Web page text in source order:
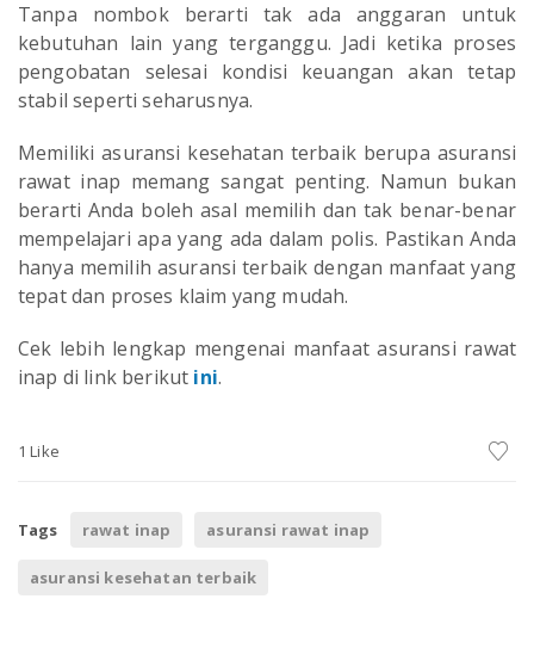
1 Like
Tanpa nombok berarti tak ada anggaran untuk
kebutuhan lain yang terganggu. Jadi ketika proses
pengobatan selesai kondisi keuangan akan tetap
stabil seperti seharusnya.
Memiliki asuransi kesehatan terbaik berupa asuransi
rawat inap memang sangat penting. Namun bukan
berarti Anda boleh asal memilih dan tak benar-benar
mempelajari apa yang ada dalam polis. Pastikan Anda
hanya memilih asuransi terbaik dengan manfaat yang
tepat dan proses klaim yang mudah.
Cek lebih lengkap mengenai manfaat asuransi rawat
inap di link berikut ini.
Tags rawat inap asuransi rawat inap
asuransi kesehatan terbaik